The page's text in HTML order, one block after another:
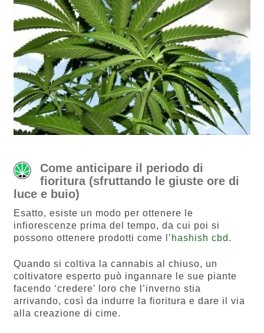
Come anticipare il periodo di
fioritura (sfruttando le giuste ore di
luce e buio)
Esatto, esiste un modo per ottenere le
infiorescenze prima del tempo, da cui poi si
possono ottenere prodotti come
l’hashish cbd .
Quando si coltiva la cannabis al chiuso, un
coltivatore esperto può ingannare le sue piante
facendo ‘credere’ loro che l’inverno stia
arrivando, così da indurre la fioritura e dare il via
alla creazione di cime.